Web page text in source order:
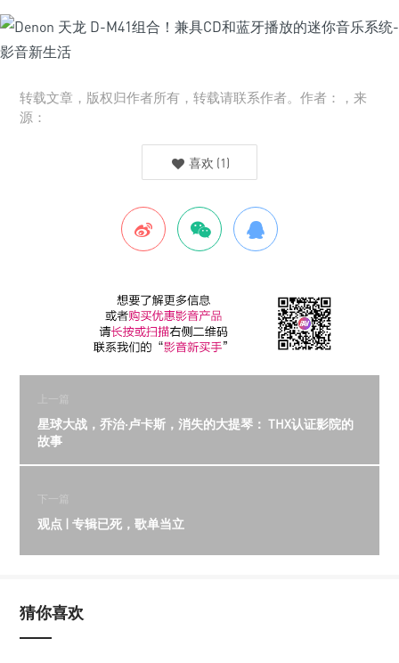
转载文章，版权归作者所有，转载请联系作者。作者：，来
源：
喜欢 (1)
上一篇
星球大战，乔治·卢卡斯，消失的大提琴： THX认证影院的
故事
下一篇
观点 | 专辑已死，歌单当立
猜你喜欢